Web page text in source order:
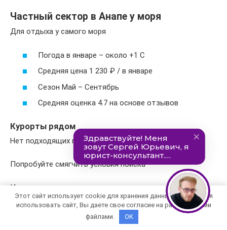
Частный сектор в Анапе у моря
Для отдыха у самого моря
Погода в январе – около +1 С
Средняя цена 1 230 ₽ / в январе
Сезон Май – Сентябрь
Средняя оценка 4.7 на основе отзывов
Курорты рядом
Нет подходящих предложений
Попробуйте смягчить условия поиска
Изменить условия поиска
Анапа, ул. Таманская, д. 16
Этот сайт использует cookie для хранения данных. Продолжая
использовать сайт, Вы даете свое согласие на работу с этими
файлами.
OK